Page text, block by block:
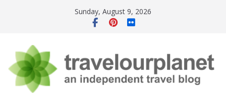
Sunday, August 9, 2026